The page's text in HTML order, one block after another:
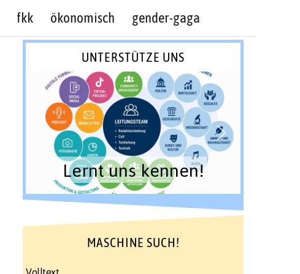
fkk ökonomisch gender-gaga
UNTERSTÜTZE UNS
Lernt uns kennen!
MASCHINE SUCH!